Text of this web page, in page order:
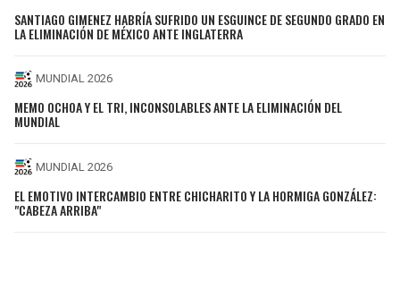
SANTIAGO GIMENEZ HABRÍA SUFRIDO UN ESGUINCE DE SEGUNDO GRADO EN
LA ELIMINACIÓN DE MÉXICO ANTE INGLATERRA
MUNDIAL 2026
MEMO OCHOA Y EL TRI, INCONSOLABLES ANTE LA ELIMINACIÓN DEL
MUNDIAL
MUNDIAL 2026
EL EMOTIVO INTERCAMBIO ENTRE CHICHARITO Y LA HORMIGA GONZÁLEZ:
"CABEZA ARRIBA"